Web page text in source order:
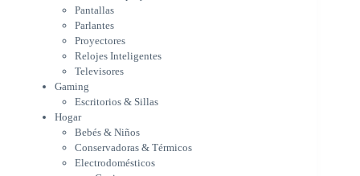
Bebés & Niños
Conservadoras & Térmicos
Electrodomésticos
Cocina
Cuidado Personal
Limpieza & Organización
Equipos de oficina
Herramientas & Utilidad
Impresoras
A chorro
Etiqueta & Ticket
Pantallas
Parlantes
Proyectores
Relojes Inteligentes
Televisores
Gaming
Escritorios & Sillas
Hogar
Bebés & Niños
Conservadoras & Térmicos
Electrodomésticos